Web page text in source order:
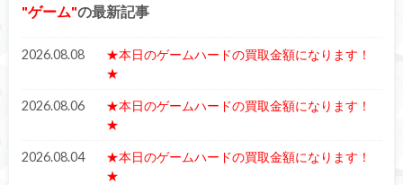
ゲーム の最新記事
2026.08.08
★本日のゲームハードの買取金額になります！
★
2026.08.06
★本日のゲームハードの買取金額になります！
★
2026.08.04
★本日のゲームハードの買取金額になります！
★